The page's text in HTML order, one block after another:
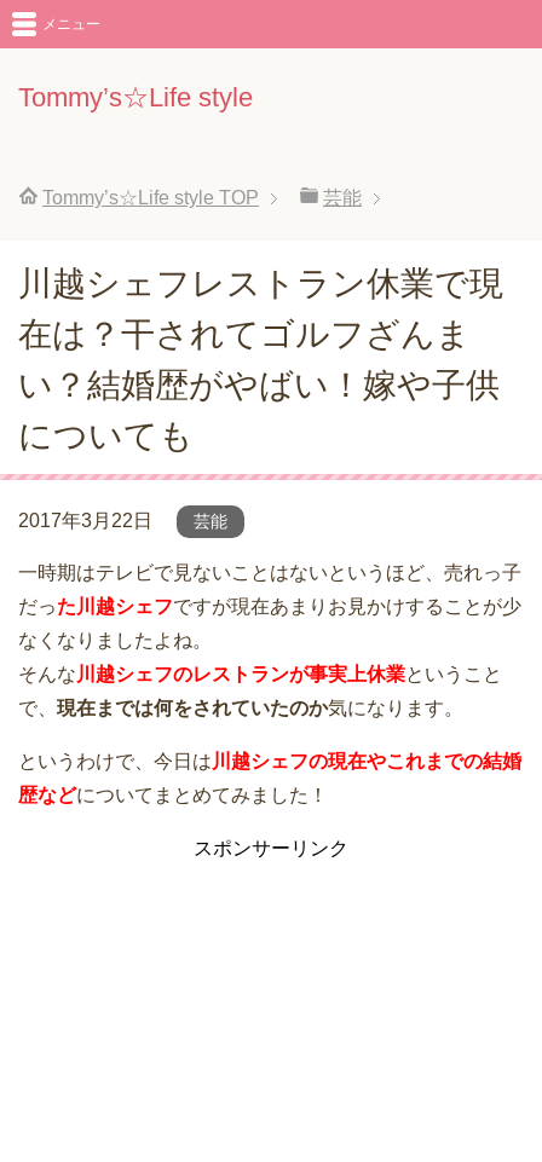
Tommy’s☆Life style
メニュー
Tommy’s☆Life style TOP 芸能
川越シェフレストラン休業で現
在は？干されてゴルフざんま
い？結婚歴がやばい！嫁や子供
についても
2017年3月22日 芸能
一時期はテレビで見ないことはないというほど、売れっ子
だった川越シェフですが現在あまりお見かけすることが少
なくなりましたよね。
そんな 川越シェフのレストランが事実上休業ということ
で、 現在までは何をされていたのか気になります。
というわけで、今日は 川越シェフの現在やこれまでの結婚
歴などについてまとめてみました！
スポンサーリンク